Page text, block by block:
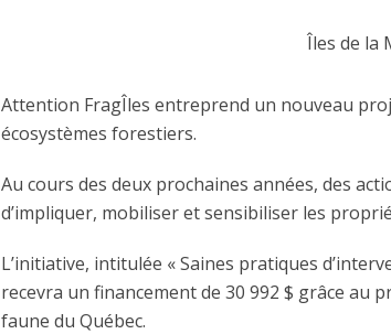
Îles de la
Attention FragÎles entreprend un nouveau
écosystèmes forestiers.
Au cours des deux prochaines années, des
d’impliquer, mobiliser et sensibiliser les
L’initiative, intitulée « Saines pratiques
recevra un financement de 30 992 $ grâce au
faune du Québec.